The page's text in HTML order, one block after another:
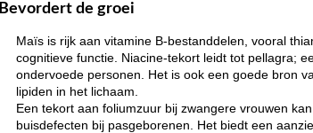
Bevordert de groei
Maïs is rijk aan vitamine B-bestanddelen, vooral
cognitieve functie. Niacine-tekort leidt tot pellagra;
ondervoede personen. Het is ook een goede bron
lipiden in het lichaam.
Een tekort aan foliumzuur bij zwangere vrouwen
buisdefecten bij pasgeborenen. Het biedt een